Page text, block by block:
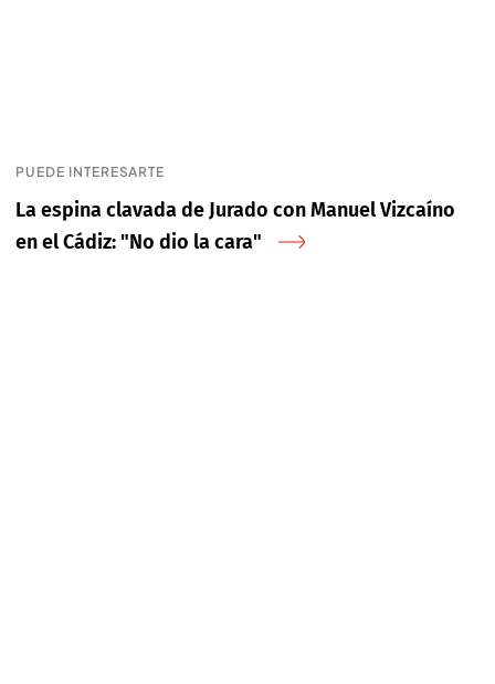
PUEDE INTERESARTE
La espina clavada de Jurado con Manuel Vizcaíno
en el Cádiz: "No dio la cara"